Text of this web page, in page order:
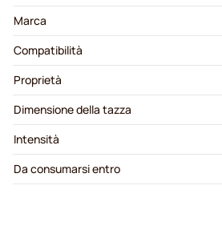
Marca
Compatibilità
Proprietà
Dimensione della tazza
Intensità
Da consumarsi entro